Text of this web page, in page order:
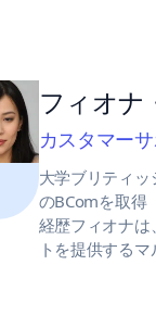
フィオナ
カスタマー
大学ブリティ
のBComを取得
経歴フィオナ
トを提供する